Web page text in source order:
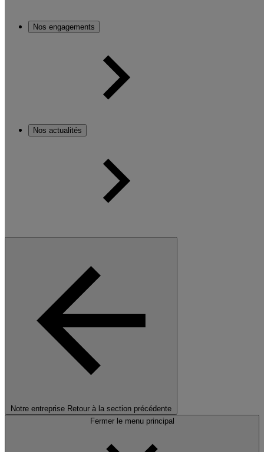
Nos engagements
Nos actualités
Notre entreprise Retour à la section précédente
Fermer le menu principal